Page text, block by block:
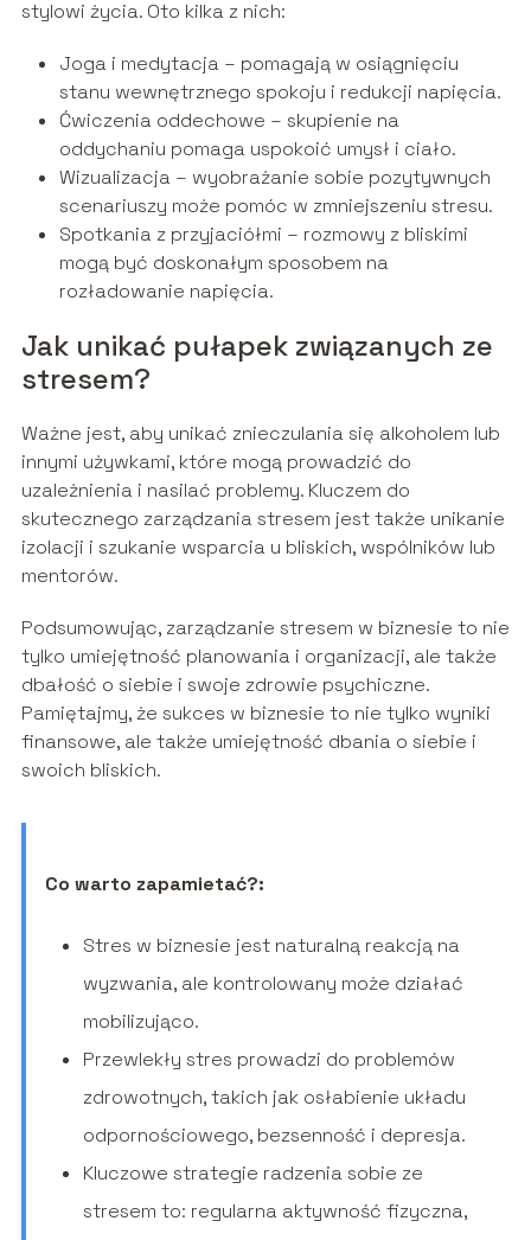
stylowi życia. Oto kilka z nich:
Joga i medytacja – pomagają w osiągnięciu
stanu wewnętrznego spokoju i redukcji napięcia.
Ćwiczenia oddechowe – skupienie na
oddychaniu pomaga uspokoić umysł i ciało.
Wizualizacja – wyobrażanie sobie pozytywnych
scenariuszy może pomóc w zmniejszeniu stresu.
Spotkania z przyjaciółmi – rozmowy z bliskimi
mogą być doskonałym sposobem na
rozładowanie napięcia.
Jak unikać pułapek związanych ze
stresem?
Ważne jest, aby unikać znieczulania się alkoholem lub
innymi używkami, które mogą prowadzić do
uzależnienia i nasilać problemy. Kluczem do
skutecznego zarządzania stresem jest także unikanie
izolacji i szukanie wsparcia u bliskich, wspólników lub
mentorów.
Podsumowując, zarządzanie stresem w biznesie to nie
tylko umiejętność planowania i organizacji, ale także
dbałość o siebie i swoje zdrowie psychiczne.
Pamiętajmy, że sukces w biznesie to nie tylko wyniki
finansowe, ale także umiejętność dbania o siebie i
swoich bliskich.
Co warto zapamietać?:
Stres w biznesie jest naturalną reakcją na
wyzwania, ale kontrolowany może działać
mobilizująco.
Przewlekły stres prowadzi do problemów
zdrowotnych, takich jak osłabienie układu
odpornościowego, bezsenność i depresja.
Kluczowe strategie radzenia sobie ze
stresem to: regularna aktywność fizyczna,